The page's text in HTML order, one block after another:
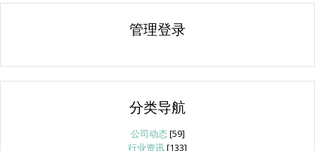
管理登录
分类导航
公司动态[59]
行业资讯[133]